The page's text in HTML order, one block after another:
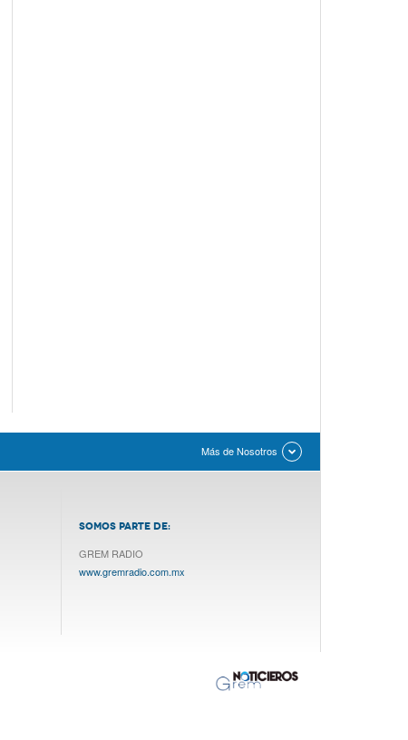
Más de Nosotros
SOMOS PARTE DE:
GREM RADIO
www.gremradio.com.mx